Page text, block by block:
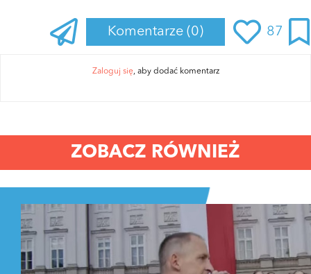
Komentarze (0) 87
Zaloguj się, aby dodać komentarz
ZOBACZ RÓWNIEŻ